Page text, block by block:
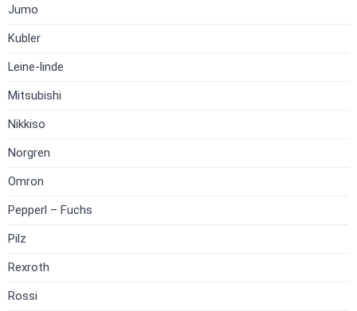
Jumo
Kubler
Leine-linde
Mitsubishi
Nikkiso
Norgren
Omron
Pepperl – Fuchs
Pilz
Rexroth
Rossi